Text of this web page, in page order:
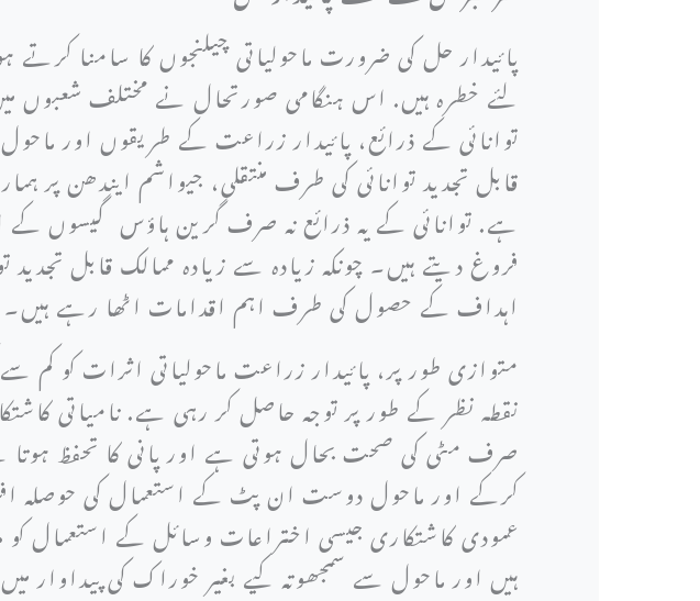
پائیدار حل کی ضرورت ماحولیاتی چیلنجوں کا
لئے خطرہ ہیں. اس ہنگامی صورتحال نے مختلف شعبوں
توانائی کے ذرائع، پائیدار زراعت کے طریقوں اور
قابل تجدید توانائی کی طرف منتقلی، جیواشم ایندھن
ہے. توانائی کے یہ ذرائع نہ صرف گرین ہاؤس گیسوں کے
فروغ دیتے ہیں۔ چونکہ زیادہ سے زیادہ ممالک قابل
اہداف کے حصول کی طرف اہم اقدامات اٹھا رہے ہیں۔
متوازی طور پر، پائیدار زراعت ماحولیاتی اثرات کو
نقطہ نظر کے طور پر توجہ حاصل کر رہی ہے. نامیاتی
صرف مٹی کی صحت بحال ہوتی ہے اور پانی کا تحفظ ہوتا
کرکے اور ماحول دوست ان پٹ کے استعمال کی حوصلہ
عمودی کاشتکاری جیسی اختراعات وسائل کے استعمال کو
ہیں اور ماحول سے سمجھوتہ کیے بغیر خوراک کی پیداوار